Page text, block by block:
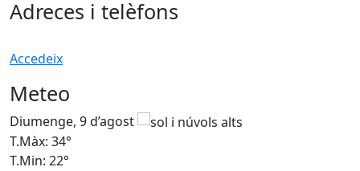
Adreces i telèfons
Accedeix
Meteo
Diumenge, 9 d’agost
T.Màx: 34°
T.Min: 22°